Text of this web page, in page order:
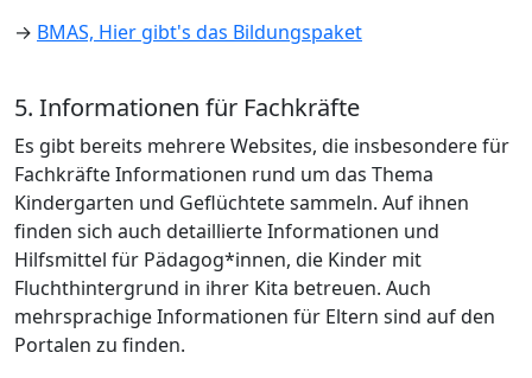
→ BMAS, Hier gibt's das Bildungspaket
5. Informationen für Fachkräfte
Es gibt bereits mehrere Websites, die insbesondere für
Fachkräfte Informationen rund um das Thema
Kindergarten und Geflüchtete sammeln. Auf ihnen
finden sich auch detaillierte Informationen und
Hilfsmittel für Pädagog*innen, die Kinder mit
Fluchthintergrund in ihrer Kita betreuen. Auch
mehrsprachige Informationen für Eltern sind auf den
Portalen zu finden.